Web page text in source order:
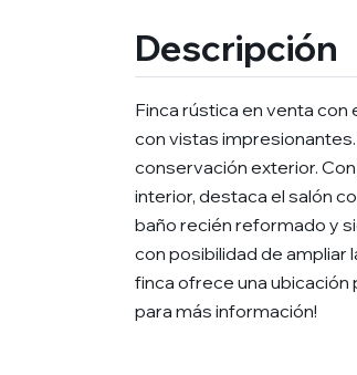
Descripción
Finca rústica en venta con
con vistas
conservación exterior.
interior, destaca el salón
baño recién reformado y
con posibilidad de ampliar
finca ofrece una ubicación
para más información!